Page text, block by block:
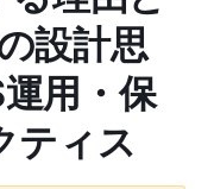
設計思
用・保
ティス